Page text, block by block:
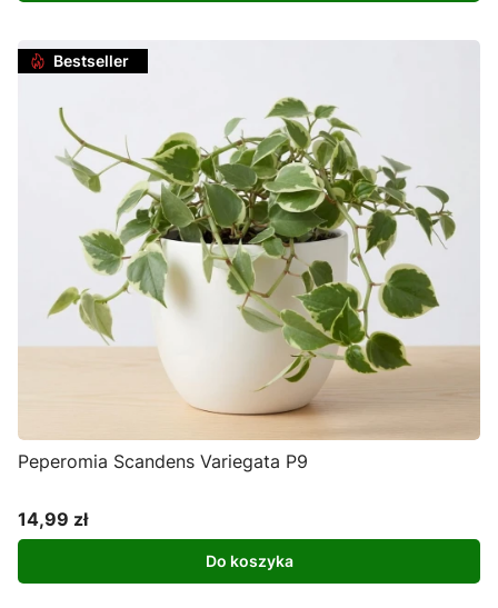
Bestseller
Peperomia Scandens Variegata P9
Cena
14,99 zł
Do koszyka